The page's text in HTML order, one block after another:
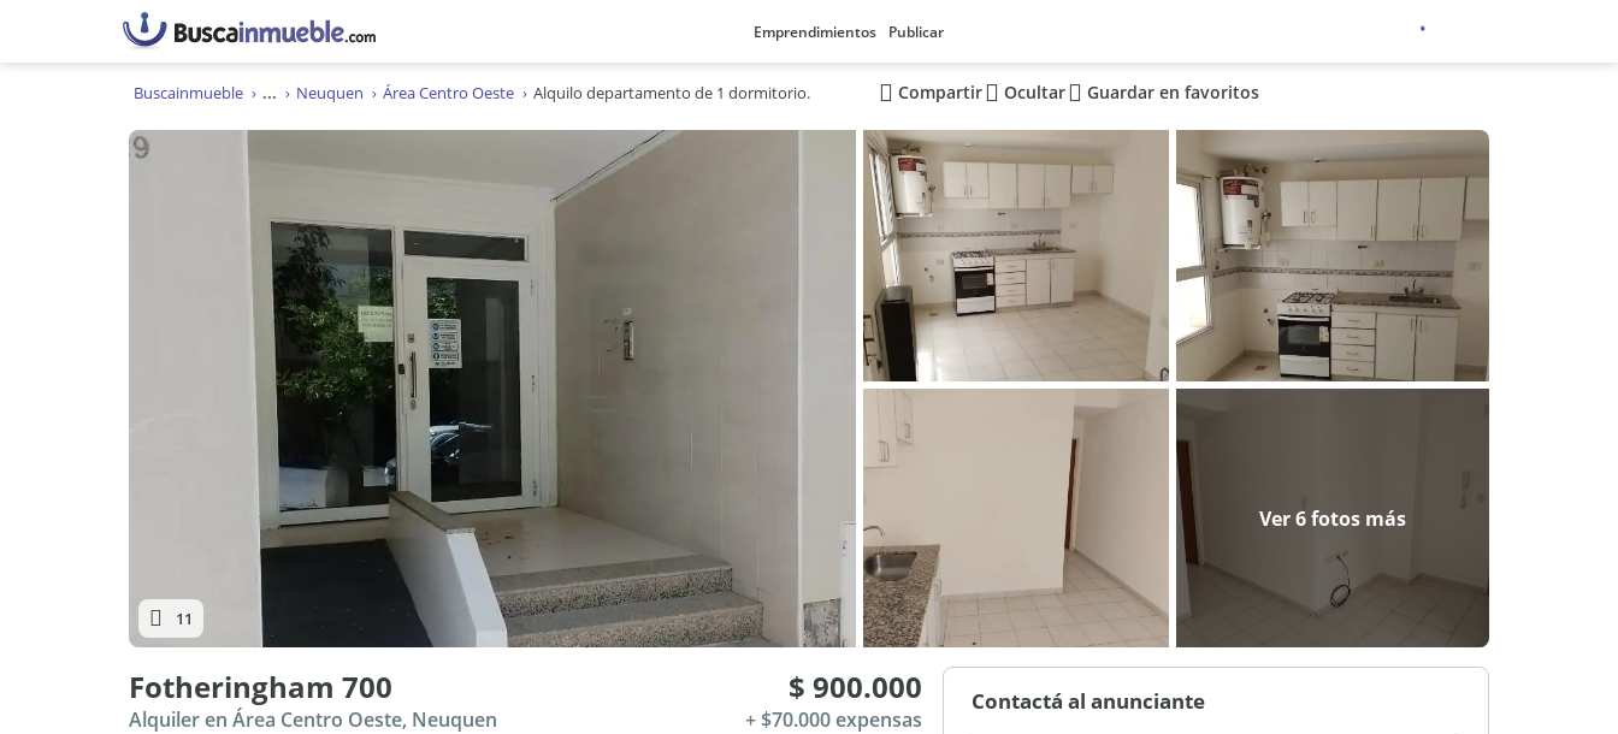
Emprendimientos Publicar
Buscainmueble ... Neuquen Área Centro Oeste Alquilo departamento de 1 dormitorio. Compartir Ocultar Guardar en favoritos
Ver 6 fotos más
11
Fotheringham 700 $ 900.000
Alquiler en Área Centro Oeste, Neuquen + $70.000 expensas
Contactá al anunciante